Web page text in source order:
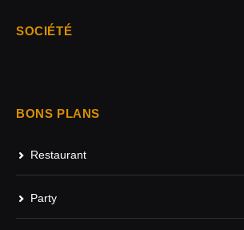
SOCIÉTÉ
BONS PLANS
Restaurant
Party